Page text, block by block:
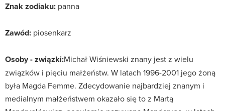
Znak zodiaku: panna
Zawód: piosenkarz
Osoby - związki:Michał Wiśniewski znany jest z wielu
związków i pięciu małżeństw. W latach 1996-2001 jego żoną
była Magda Femme. Zdecydowanie najbardziej znanym i
medialnym małżeństwem okazało się to z Martą